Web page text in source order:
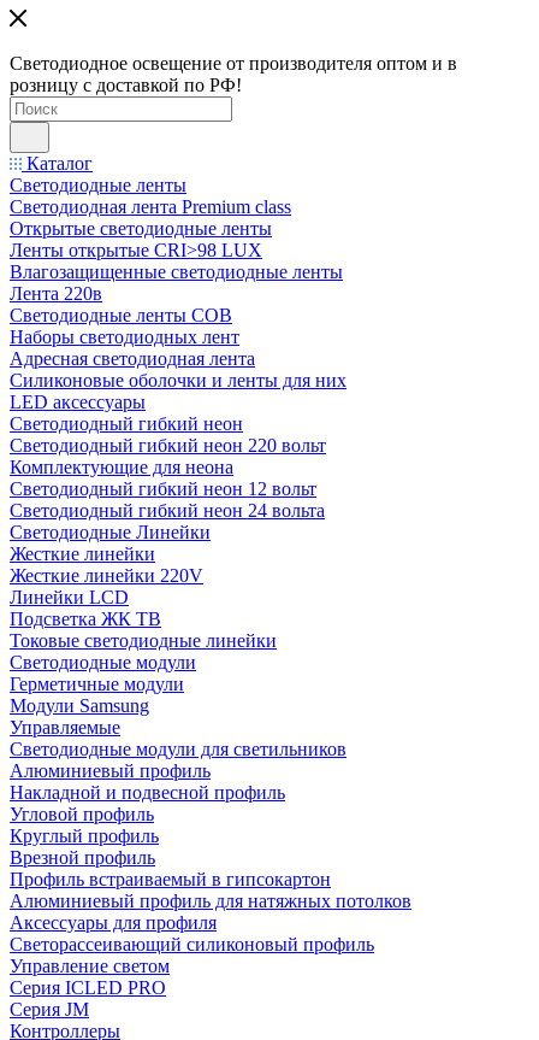
Светодиодное освещение от производителя оптом и в
розницу с доставкой по РФ!
Каталог
Светодиодные ленты
Светодиодная лента Premium class
Открытые светодиодные ленты
Ленты открытые CRI>98 LUX
Влагозащищенные светодиодные ленты
Лента 220в
Светодиодные ленты COB
Наборы светодиодных лент
Адресная светодиодная лента
Силиконовые оболочки и ленты для них
LED аксессуары
Светодиодный гибкий неон
Светодиодный гибкий неон 220 вольт
Комплектующие для неона
Светодиодный гибкий неон 12 вольт
Светодиодный гибкий неон 24 вольта
Светодиодные Линейки
Жесткие линейки
Жесткие линейки 220V
Линейки LCD
Подсветка ЖК ТВ
Токовые светодиодные линейки
Светодиодные модули
Герметичные модули
Модули Samsung
Управляемые
Светодиодные модули для светильников
Алюминиевый профиль
Накладной и подвесной профиль
Угловой профиль
Круглый профиль
Врезной профиль
Профиль встраиваемый в гипсокартон
Алюминиевый профиль для натяжных потолков
Аксессуары для профиля
Светорассеивающий силиконовый профиль
Управление светом
Серия ICLED PRO
Серия JM
Контроллеры